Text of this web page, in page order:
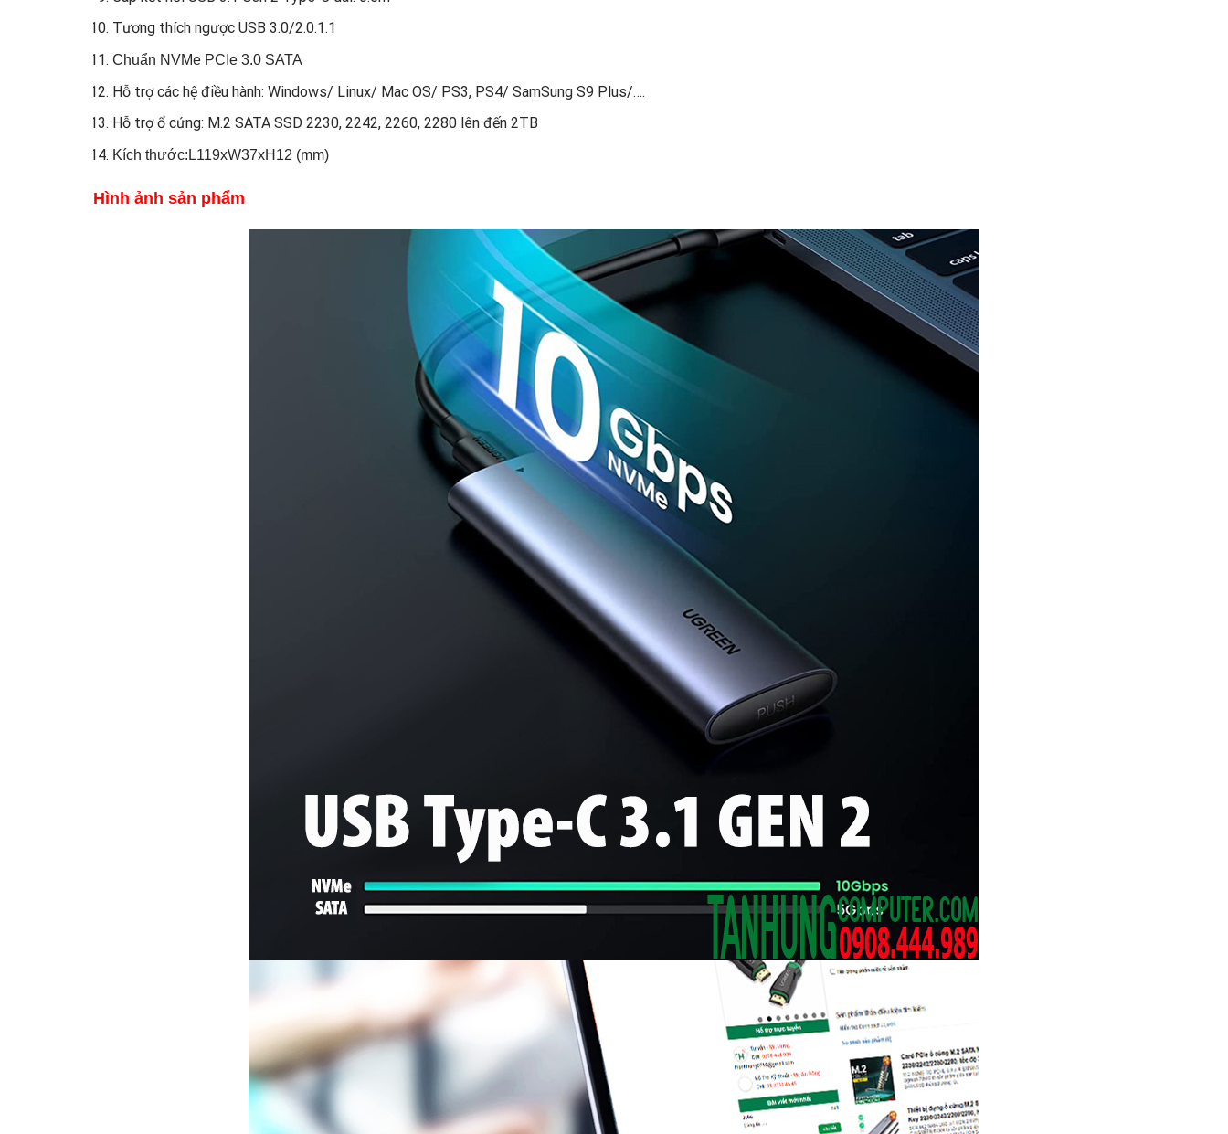
Tương thích ngược USB 3.0/2.0.1.1
Chuẩn NVMe PCIe 3.0 SATA
Hỗ trợ các hệ điều hành: Windows/ Linux/ Mac OS/ PS3, PS4/ SamSung S9 Plus/….
Hỗ trợ ổ cứng: M.2 SATA SSD 2230, 2242, 2260, 2280 lên đến 2TB
Kích thước:L119xW37xH12 (mm)
​Hình ảnh sản phẩm